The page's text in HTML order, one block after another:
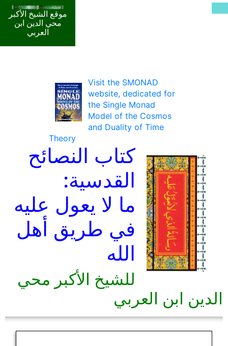
موقع الشيخ الأكبر
محي الدين ابن
العربي
Visit the SMONAD
website, dedicated for
the Single Monad
Model of the Cosmos
and Duality of Time
Theory
كتاب النصائح
القدسية:
ما لا يعول عليه
في طريق أهل
الله
للشيخ الأكبر محي
الدين ابن العربي